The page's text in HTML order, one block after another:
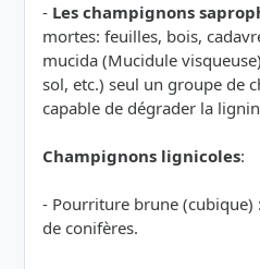
- Les champignons
mortes: feuilles, bois,
mucida (Mucidule
sol, etc.) seul un groupe de
capable de dégrader la
Champignons lignicoles:
- Pourriture brune (cubique)
de conifères.